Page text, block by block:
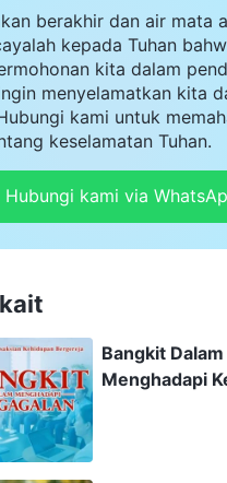
cukup takut ketika kau
merasa sangat
Aku tidak pernah
takut bekerja sama
juga menyadari bahwa
sebenarnya dapat
dia tetap datang untuk
setelah kusetujui.
jadi aku berdoa
Nya untuk
diriku sendiri.
bagian dari firman-
berakhir dan air mata
kepada Tuhan
kita dalam
menyelamatkan kita
kami untuk
keselamatan Tuhan.
Hubungi kami via
Bangkit Dalam
Menghadapi